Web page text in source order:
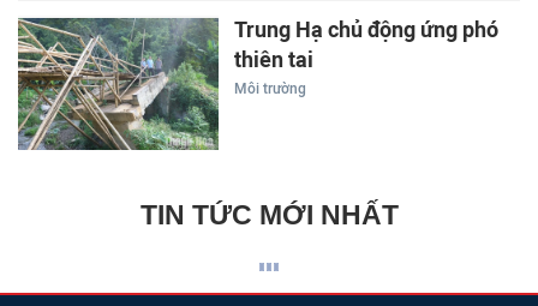
Trung Hạ chủ động ứng phó
thiên tai
Môi trường
TIN TỨC MỚI NHẤT